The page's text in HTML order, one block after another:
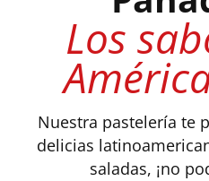
Los
Nuestra pastelería te
delicias
saladas, ¡no